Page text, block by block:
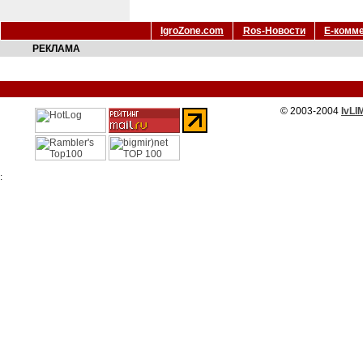
IgroZone.com Ros-Новости
Е-
РЕКЛАМА
© 2003-2004
: